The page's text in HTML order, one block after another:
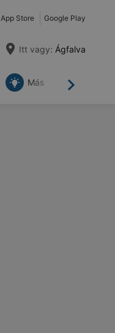
App Store Google Play
Itt vagy: Ágfalva
Tovább
Más